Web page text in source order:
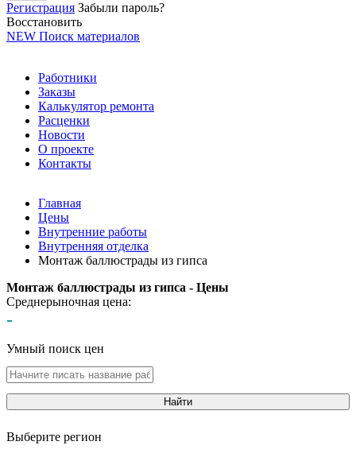
Регистрация Забыли пароль?
Восстановить
NEW Поиск материалов
Работники
Заказы
Калькулятор ремонта
Расценки
Новости
О проекте
Контакты
Главная
Цены
Внутренние работы
Внутренняя отделка
Монтаж баллюстрады из гипса
Монтаж баллюстрады из гипса - Цены
Среднерыночная цена:
-
Умный поиск цен
Найти
Выберите регион